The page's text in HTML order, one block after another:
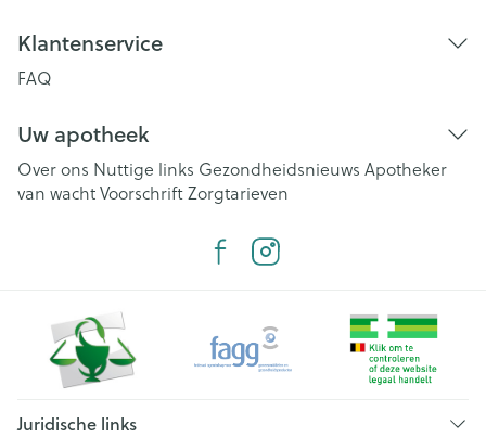
Klantenservice
FAQ
Uw apotheek
Over ons Nuttige links Gezondheidsnieuws Apotheker
van wachtVoorschriftZorgtarieven
Juridische links